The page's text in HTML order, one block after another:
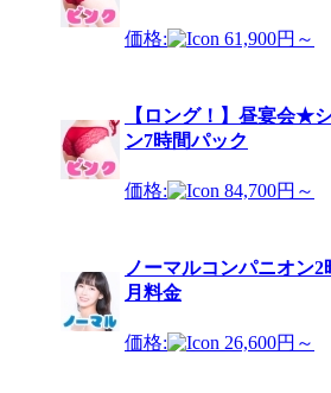
価格: 61,900円～
【ロング！】昼宴会★
ン7時間パック
価格: 84,700円～
ノーマルコンパニオン
月料金
価格: 26,600円～